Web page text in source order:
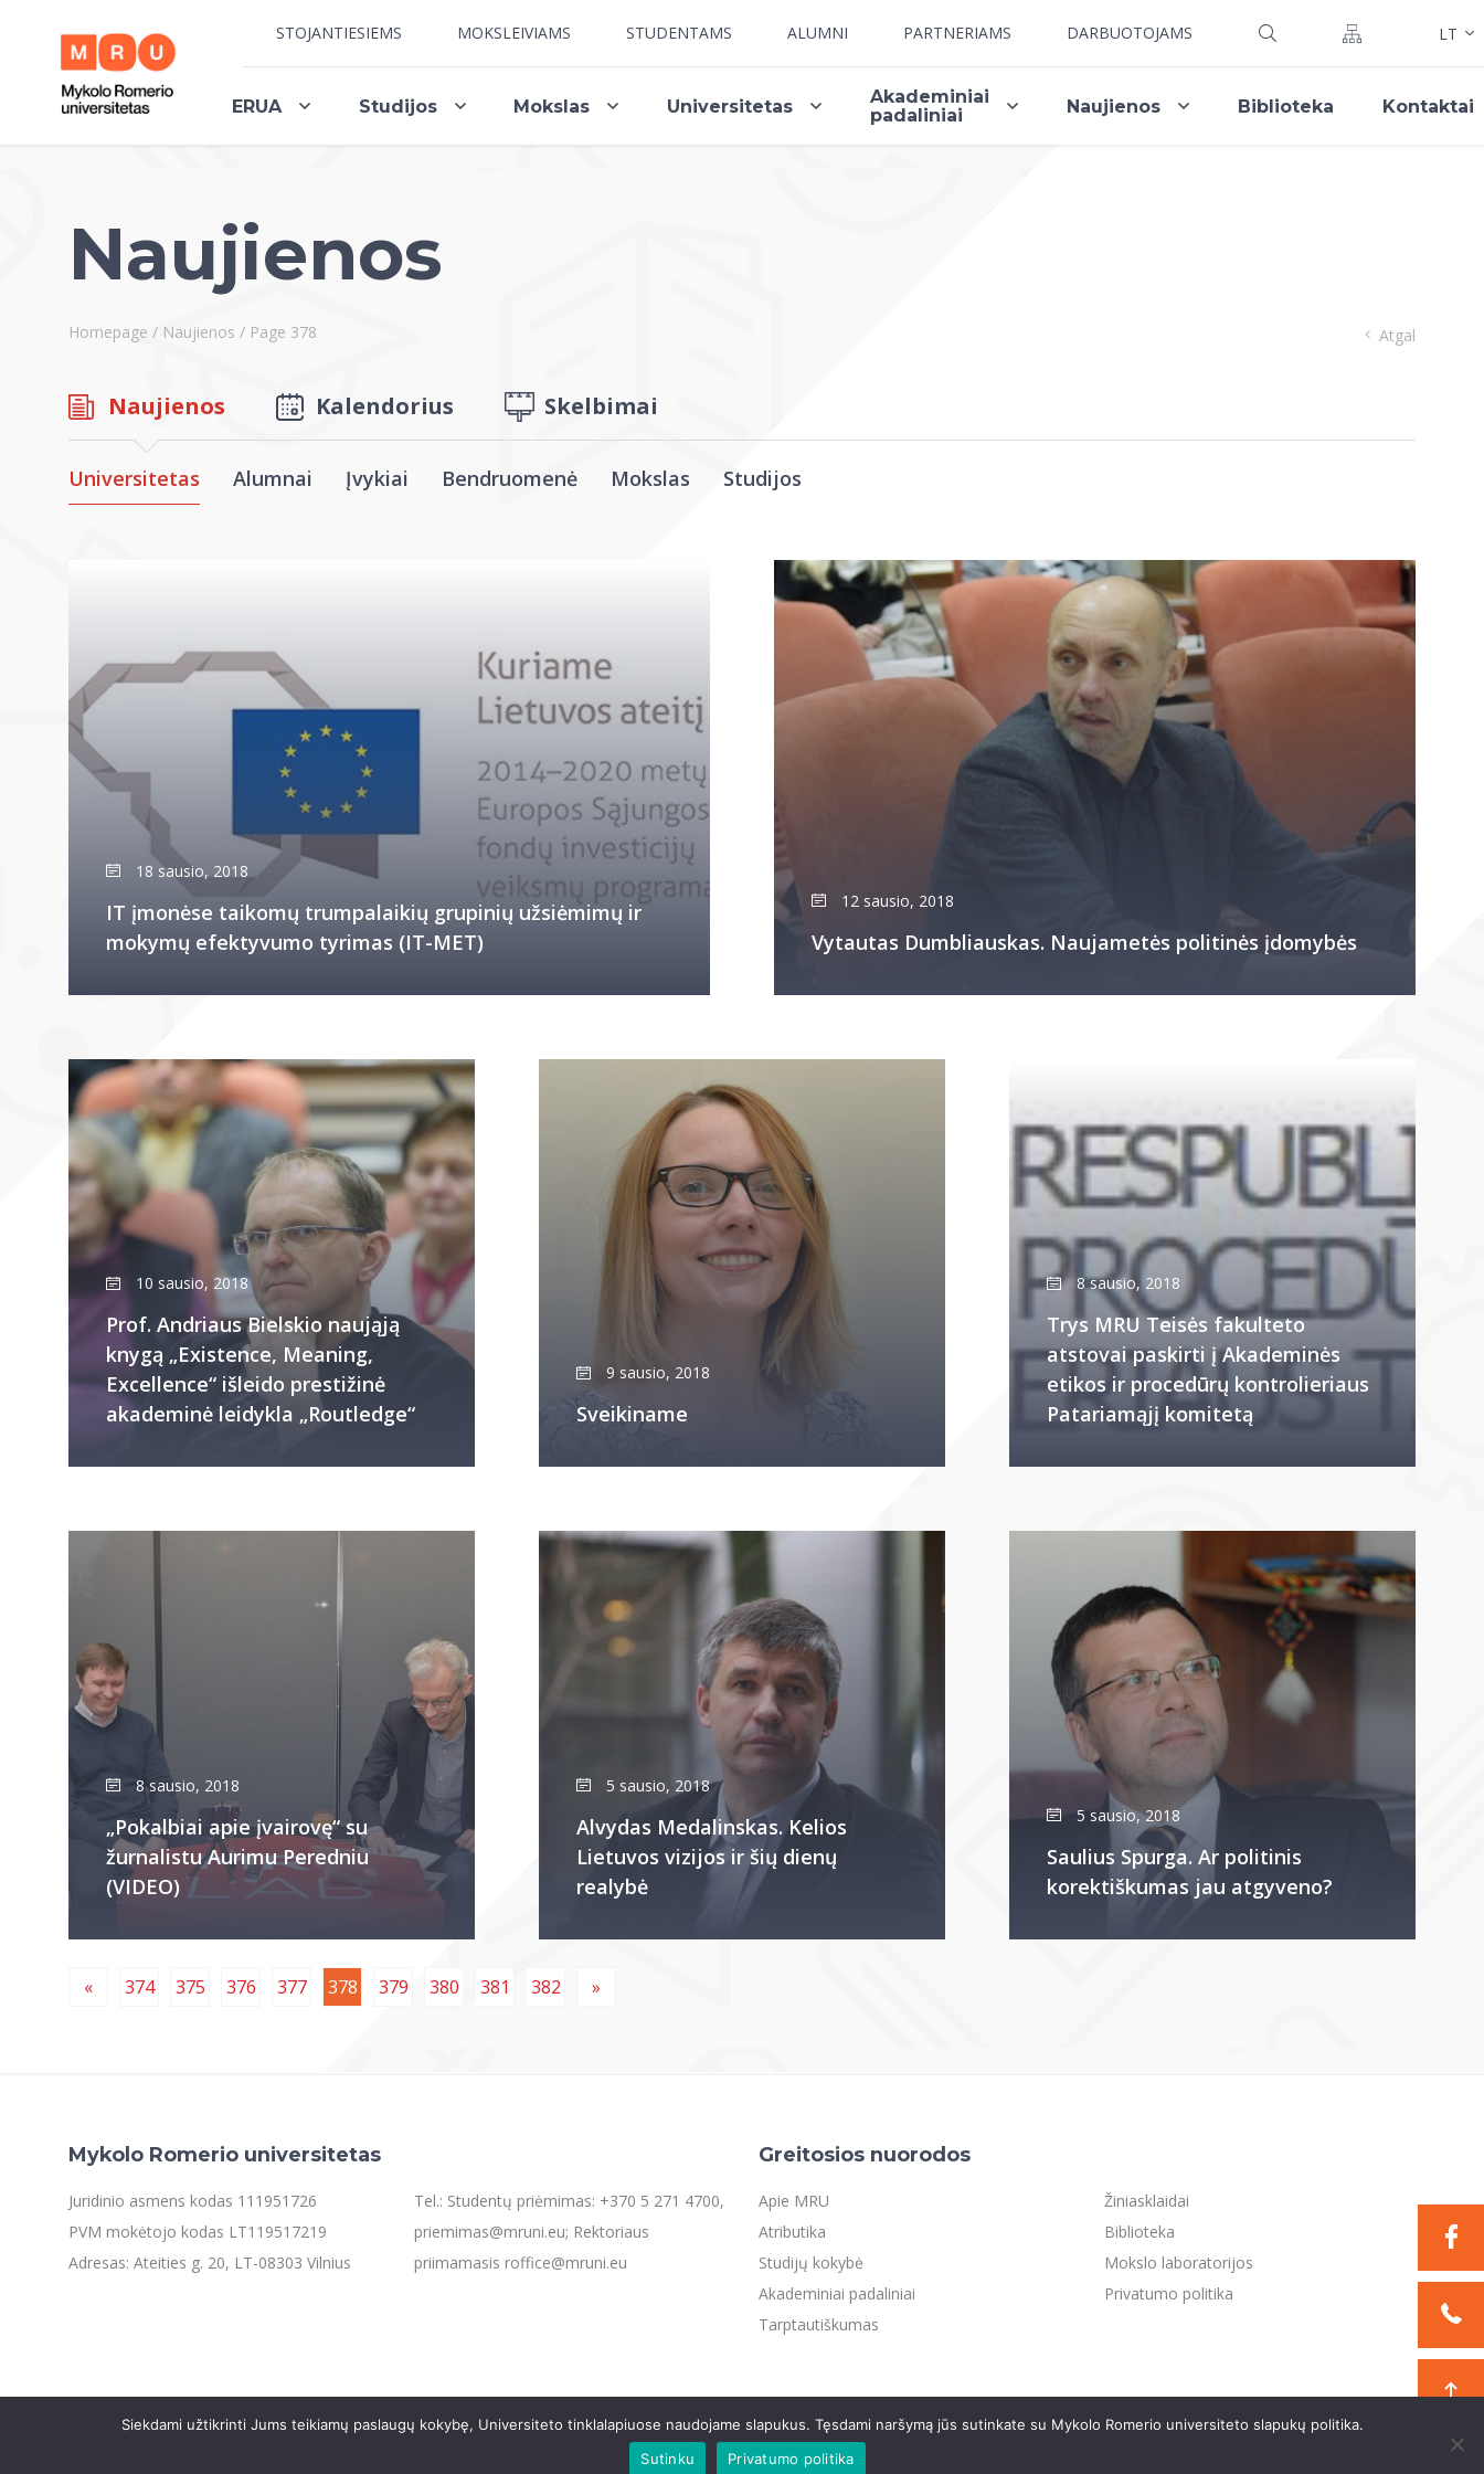
STOJANTIESIEMS MOKSLEIVIAMS STUDENTAMS ALUMNI PARTNERIAMS DARBUOTOJAMS LT
ERUA Studijos Mokslas Universitetas
Akademiniai
padaliniai
Naujienos Biblioteka Kontaktai
Naujienos
Homepage / Naujienos / Page 378 Atgal
Naujienos Kalendorius Skelbimai
Universitetas Alumnai Įvykiai Bendruomenė Mokslas Studijos
18 sausio, 2018
IT įmonėse taikomų trumpalaikių grupinių užsiėmimų ir
mokymų efektyvumo tyrimas (IT-MET)
12 sausio, 2018
Vytautas Dumbliauskas. Naujametės politinės įdomybės
10 sausio, 2018
Prof. Andriaus Bielskio naująją
knygą „Existence, Meaning,
Excellence“ išleido prestižinė
akademinė leidykla „Routledge“
9 sausio, 2018
Sveikiname
8 sausio, 2018
Trys MRU Teisės fakulteto
atstovai paskirti į Akademinės
etikos ir procedūrų kontrolieriaus
Patariamąjį komitetą
8 sausio, 2018
„Pokalbiai apie įvairovę“ su
žurnalistu Aurimu Peredniu
(VIDEO)
5 sausio, 2018
Alvydas Medalinskas. Kelios
Lietuvos vizijos ir šių dienų
realybė
5 sausio, 2018
Saulius Spurga. Ar politinis
korektiškumas jau atgyveno?
« 374 375 376 377 378 379 380 381 382 »
Mykolo Romerio universitetas
Juridinio asmens kodas 111951726
PVM mokėtojo kodas LT119517219
Adresas: Ateities g. 20, LT-08303 Vilnius
Tel.: Studentų priėmimas: +370 5 271 4700,
priemimas@mruni.eu; Rektoriaus
priimamasis roffice@mruni.eu
Greitosios nuorodos
Apie MRU
Atributika
Studijų kokybė
Akademiniai padaliniai
Tarptautiškumas
Žiniasklaidai
Biblioteka
Mokslo laboratorijos
Privatumo politika
Siekdami užtikrinti Jums teikiamų paslaugų kokybę, Universiteto tinklalapiuose naudojame slapukus. Tęsdami naršymą jūs sutinkate su Mykolo Romerio universiteto slapukų politika.
Sutinku
Privatumo politika